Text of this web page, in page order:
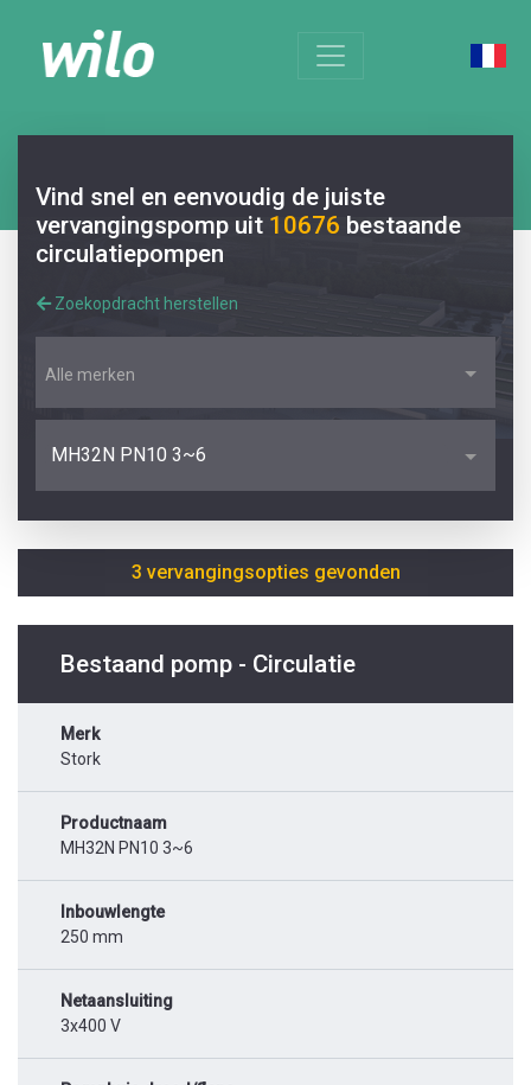
Vind snel en eenvoudig de juiste
vervangingspomp uit 10676 bestaande
circulatiepompen
Zoekopdracht herstellen
Alle merken
MH32N PN10 3~6
3 vervangingsopties gevonden
Bestaand pomp - Circulatie
Merk
Stork
Productnaam
MH32N PN10 3~6
Inbouwlengte
250 mm
Netaansluiting
3x400 V